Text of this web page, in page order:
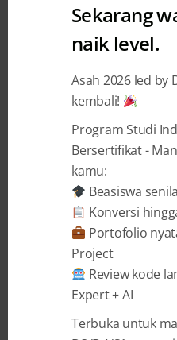
Dulu Takut Tes
Berhasil Jadi IT
BAGIKAN
Cerita Natan
Sekarang
naik level.
Asah 2026 led by
kembali!
Program Studi
Bersertifikat -
kamu:
Beasiswa
Konversi
Portofolio
Project
Review kode
Expert + AI
Terbuka untuk